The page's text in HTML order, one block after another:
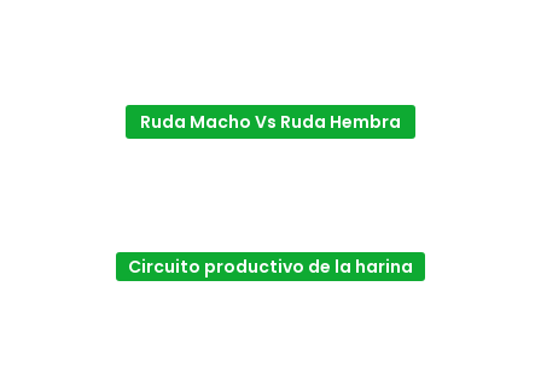
Ruda Macho Vs Ruda Hembra
Circuito productivo de la harina